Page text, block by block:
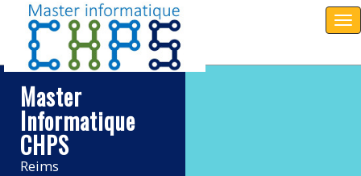
Master
Informatique
CHPS
Reims